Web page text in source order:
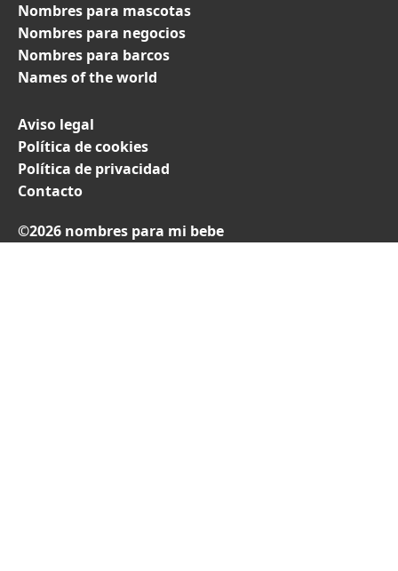
Nombres para mascotas
Nombres para negocios
Nombres para barcos
Names of the world
Aviso legal
Política de cookies
Política de privacidad
Contacto
©2026 nombres para mi bebe